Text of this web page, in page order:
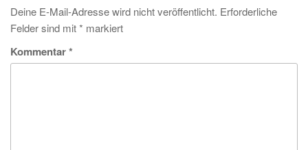
Deine E-Mail-Adresse wird nicht veröffentlicht. Erforderliche
Felder sind mit* markiert
Kommentar*